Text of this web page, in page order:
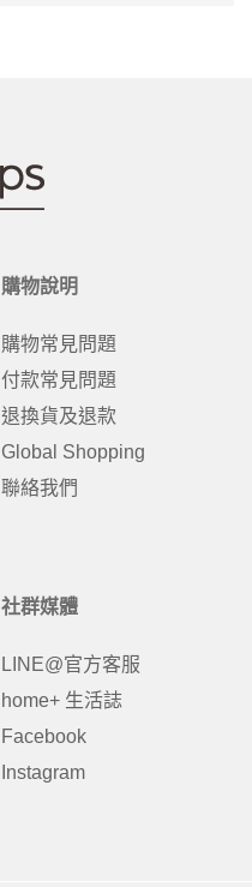
購物說明
購物常見問題
付款常見問題
退換貨及退款
Global Shopping
聯絡我們
社群媒體
LINE@官方客服
home+ 生活誌
Facebook
Instagram